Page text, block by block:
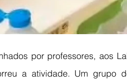
por professores, aos
a atividade. Um grupo